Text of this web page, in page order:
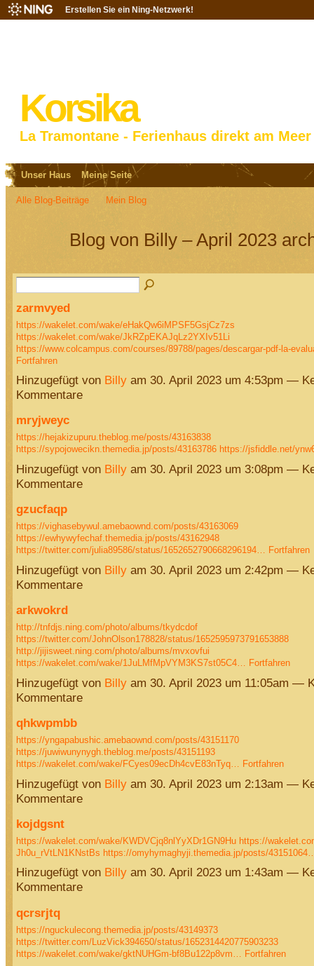
Erstellen Sie ein Ning-Netzwerk!
Korsika
La Tramontane - Ferienhaus direkt am Meer
Unser Haus Meine Seite
Alle Blog-Beiträge Mein Blog
Blog von Billy – April 2023
zarmvyed
https://wakelet.com/wake/eHakQw6iMPSF5GsjCz7zs
https://wakelet.com/wake/JkRZpEKAJqLz2YXIv51Li
https://www.colcampus.com/courses/89788/pages/descargar-pdf-la-
Fortfahren
Hinzugefügt von Billyam 30. April 2023 um 4:53pm —
Kommentare
mryjweyc
https://hejakizupuru.theblog.me/posts/43163838
https://sypojowecikn.themedia.jp/posts/43163786 https://jsfiddle.net/
Hinzugefügt von Billyam 30. April 2023 um 3:08pm —
Kommentare
gzucfaqp
https://vighasebywul.amebaownd.com/posts/43163069
https://ewhywyfechaf.themedia.jp/posts/43162948
https://twitter.com/julia89586/status/1652652790668296194… Fortfahren
Hinzugefügt von Billyam 30. April 2023 um 2:42pm —
Kommentare
arkwokrd
http://tnfdjs.ning.com/photo/albums/tkydcdof
https://twitter.com/JohnOlson178828/status/1652595973791653888
http://jijisweet.ning.com/photo/albums/mvxovfui
https://wakelet.com/wake/1JuLMfMpVYM3KS7st05C4… Fortfahren
Hinzugefügt von Billyam 30. April 2023 um 11:05am —
Kommentare
qhkwpmbb
https://yngapabushic.amebaownd.com/posts/43151170
https://juwiwunynygh.theblog.me/posts/43151193
https://wakelet.com/wake/FCyes09ecDh4cvE83nTyq… Fortfahren
Hinzugefügt von Billyam 30. April 2023 um 2:13am —
Kommentare
kojdgsnt
https://wakelet.com/wake/KWDVCjq8nlYyXDr1GN9Hu https://
Jh0u_rVtLN1KNstBs https://omyhymaghyji.themedia.jp/posts/
Hinzugefügt von Billyam 30. April 2023 um 1:43am —
Kommentare
qcrsrjtq
https://nguckulecong.themedia.jp/posts/43149373
https://twitter.com/LuzVick394650/status/1652314420775903233
https://wakelet.com/wake/gktNUHGm-bf8Bu122p8vm… Fortfahren